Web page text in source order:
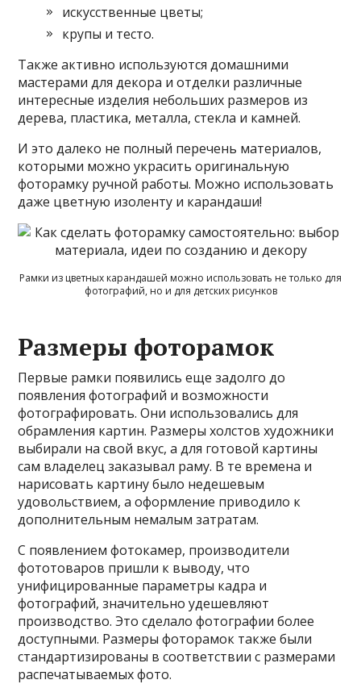
искусственные цветы;
крупы и тесто.
Также активно используются домашними
мастерами для декора и отделки различные
интересные изделия небольших размеров из
дерева, пластика, металла, стекла и камней.
И это далеко не полный перечень материалов,
которыми можно украсить оригинальную
фоторамку ручной работы. Можно использовать
даже цветную изоленту и карандаши!
Рамки из цветных карандашей можно использовать не только для
фотографий, но и для детских рисунков
Размеры фоторамок
Первые рамки появились еще задолго до
появления фотографий и возможности
фотографировать. Они использовались для
обрамления картин. Размеры холстов художники
выбирали на свой вкус, а для готовой картины
сам владелец заказывал раму. В те времена и
нарисовать картину было недешевым
удовольствием, а оформление приводило к
дополнительным немалым затратам.
С появлением фотокамер, производители
фототоваров пришли к выводу, что
унифицированные параметры кадра и
фотографий, значительно удешевляют
производство. Это сделало фотографии более
доступными. Размеры фоторамок также были
стандартизированы в соответствии с размерами
распечатываемых фото.